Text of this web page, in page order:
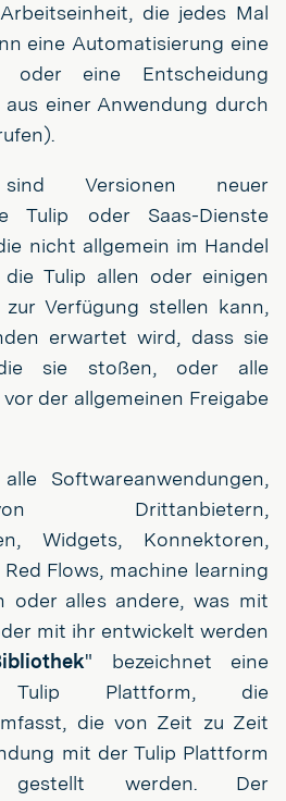
die jedes Mal
eine Automatisierung eine
oder eine Entscheidung
aus einer Anwendung durch
sind Versionen neuer
Tulip oder Saas-Dienste
nicht allgemein im Handel
Tulip allen oder einigen
Verfügung stellen kann,
erwartet wird, dass sie
sie stoßen, oder alle
der allgemeinen Freigabe
Softwareanwendungen,
Drittanbietern,
Widgets, Konnektoren,
Flows, machine learning
oder alles andere, was mit
mit ihr entwickelt werden
" bezeichnet eine
Plattform, die
die von Zeit zu Zeit
mit der Tulip Plattform
gestellt werden. Der